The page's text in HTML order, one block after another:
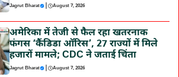
Jagrut Bharat | August 7, 2026
अमेरिका में तेजी से फैल रहा खतरनाक
फंगस ‘कैंडिडा ऑरिस’, 27 राज्यों में मिले
हजारों मामले; CDC ने जताई चिंता
Jagrut Bharat | August 7, 2026